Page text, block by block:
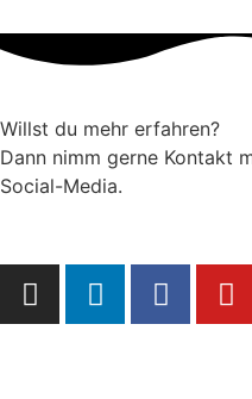
Willst du mehr erfahren?
Dann nimm gerne Kontakt
Social-Media.